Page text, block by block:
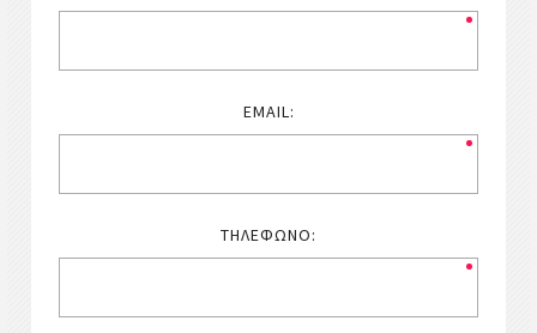
EMAIL:
ΤΗΛΈΦΩΝΟ: